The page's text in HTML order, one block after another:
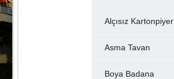
Alçısız Kartonpiyer
Asma Tavan
Boya Badana